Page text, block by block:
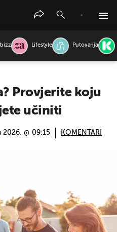
Lifestyle Putovanja
Provjerite koju
učiniti
2026. @ 09:15 KOMENTARI